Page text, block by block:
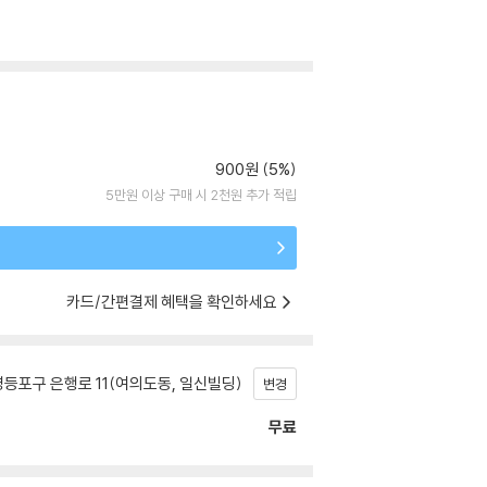
900원 (5%)
5만원 이상 구매 시 2천원 추가 적립
카드/간편결제 혜택을 확인하세요
포구 은행로 11(여의도동, 일신빌딩) 변경
무료